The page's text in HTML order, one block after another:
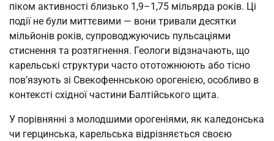
піком активності близько 1,9–1,75 мільярда років. Ці
події не були миттєвими — вони тривали десятки
мільйонів років, супроводжуючись пульсаціями
стиснення та розтягнення. Геологи відзначають, що
карельські структури часто ототожнюють або тісно
пов’язують зі Свекофеннською орогенією, особливо в
контексті східної частини Балтійського щита.
У порівнянні з молодшими орогеніями, як каледонська
чи герцинська, карельська відрізняється своєю